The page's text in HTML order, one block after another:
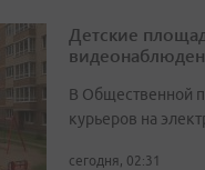
Детские
В Общественной
курьеров на
сегодня, 02:31